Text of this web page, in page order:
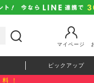
マイページ
ピックアップ
！